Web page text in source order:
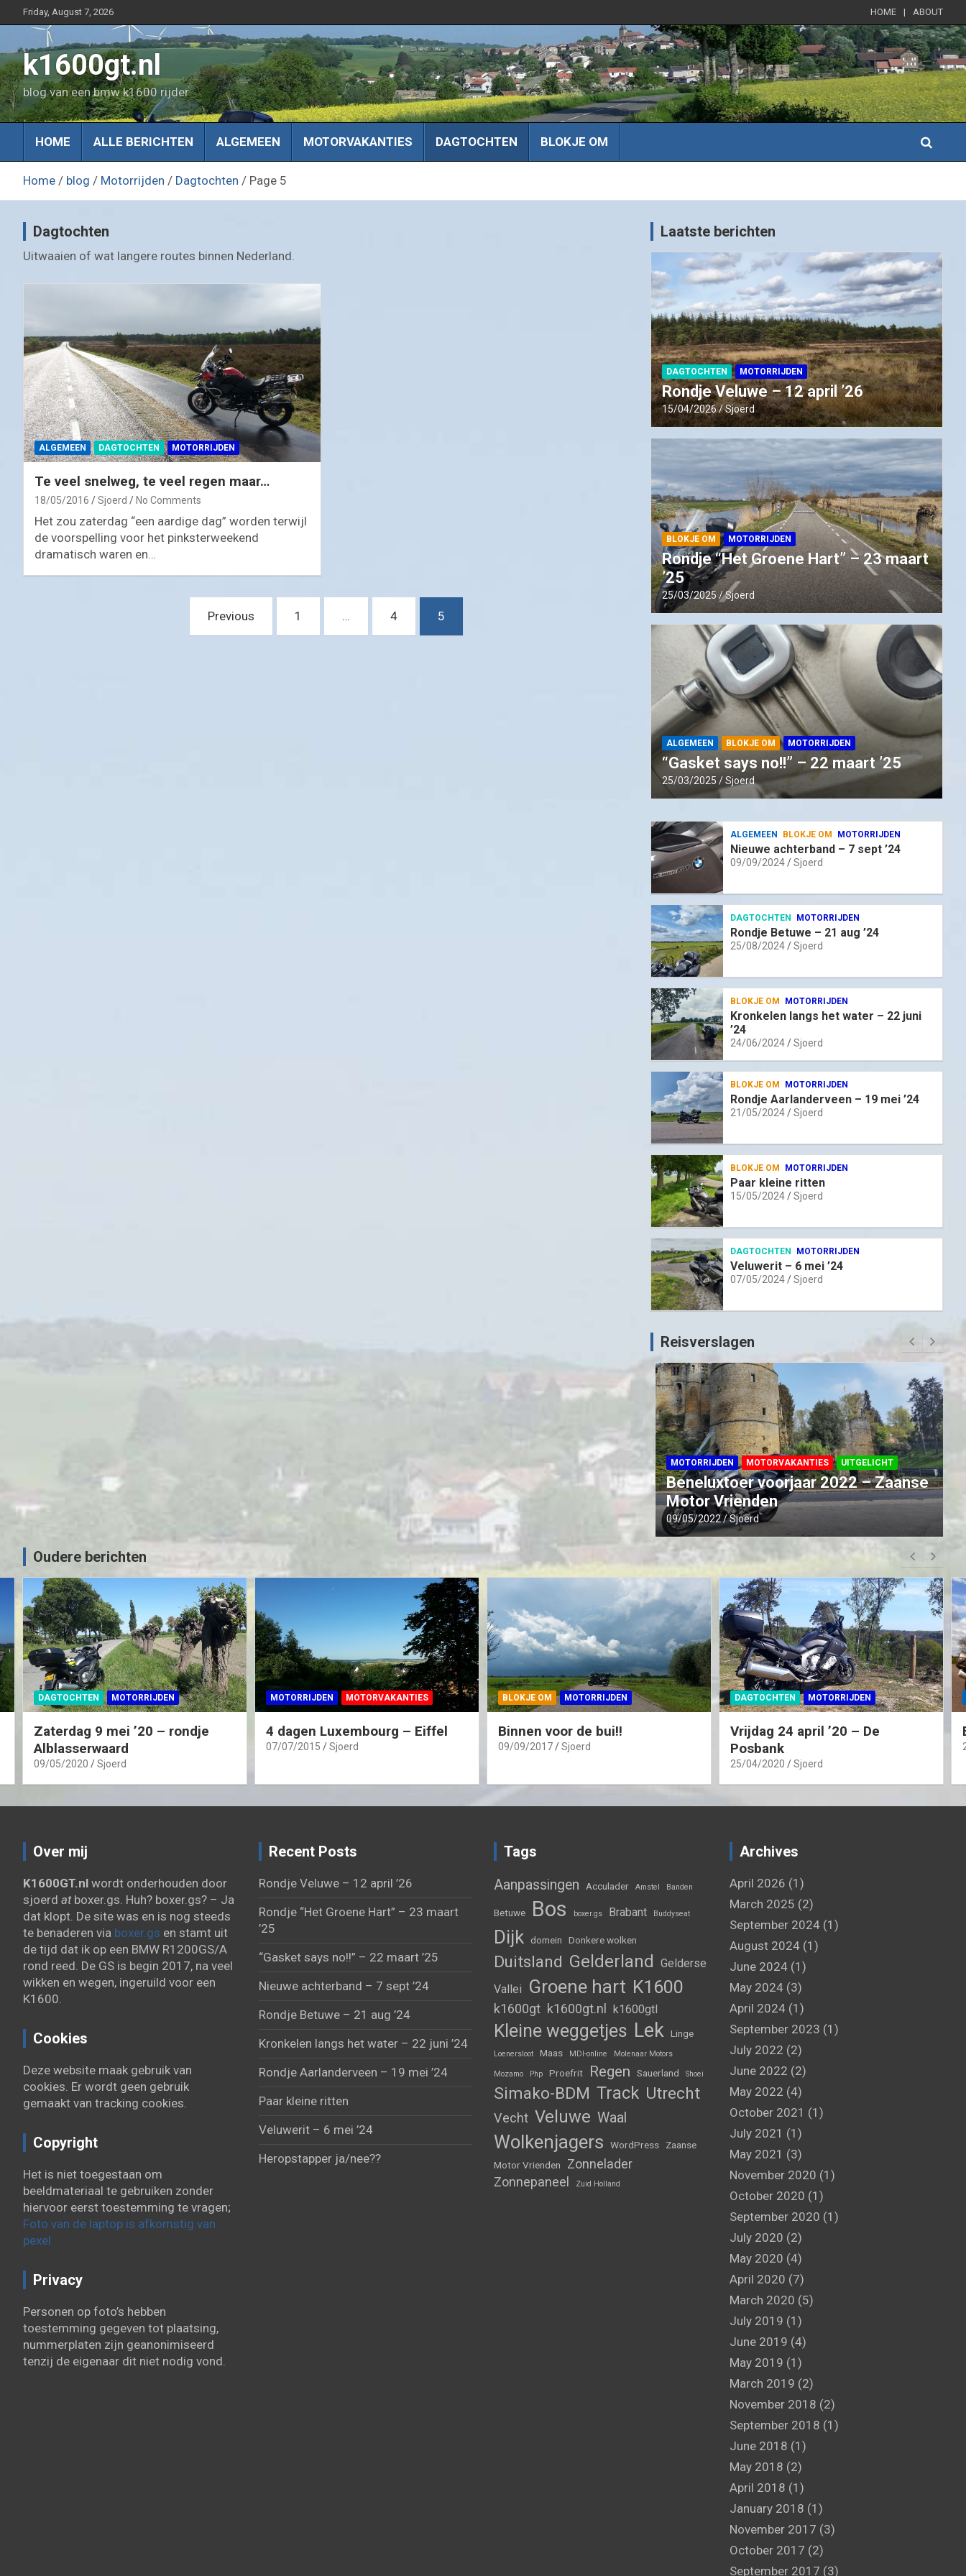
to
Friday, August 7, 2026 HOME ABOUT
k1600gt.nl
blog van een bmw k1600 rijder
HOME ALLE BERICHTEN ALGEMEEN MOTORVAKANTIES DAGTOCHTEN BLOKJE OM
Home blog Motorrijden Dagtochten Page 5
Dagtochten
Uitwaaien of wat langere routes binnen Nederland.
ALGEMEEN DAGTOCHTEN MOTORRIJDEN
Te veel snelweg, te veel regen maar…
18/05/2016 Sjoerd No Comments
Het zou zaterdag “een aardige dag” worden terwijl
de voorspelling voor het pinksterweekend
dramatisch waren en…
Previous 1 … 4 5
Laatste berichten
DAGTOCHTEN MOTORRIJDEN
Rondje Veluwe – 12 april ’26
15/04/2026 Sjoerd
BLOKJE OM MOTORRIJDEN
Rondje “Het Groene Hart” – 23 maart
’25
25/03/2025 Sjoerd
ALGEMEEN BLOKJE OM MOTORRIJDEN
“Gasket says no!!” – 22 maart ’25
25/03/2025 Sjoerd
ALGEMEEN BLOKJE OM MOTORRIJDEN
Nieuwe achterband – 7 sept ’24
09/09/2024 Sjoerd
DAGTOCHTEN MOTORRIJDEN
Rondje Betuwe – 21 aug ’24
25/08/2024 Sjoerd
BLOKJE OM MOTORRIJDEN
Kronkelen langs het water – 22 juni
’24
24/06/2024 Sjoerd
BLOKJE OM MOTORRIJDEN
Rondje Aarlanderveen – 19 mei ’24
21/05/2024 Sjoerd
BLOKJE OM MOTORRIJDEN
Paar kleine ritten
15/05/2024 Sjoerd
DAGTOCHTEN MOTORRIJDEN
Veluwerit – 6 mei ’24
07/05/2024 Sjoerd
Reisverslagen
UITGELICHT
Sauerlandtoer herfst ’23 – Zaanse
Motorvrienden
28/09/2023 Sjoerd
MOTORRIJDEN MOTORVAKANTIES UITGELICHT
Beneluxtoer voorjaar 2022 – Zaanse
Motor Vrienden
09/05/2022 Sjoerd
Oudere berichten
DAGTOCHTEN MOTORRIJDEN
Zaterdag 9 mei ’20 – rondje
Alblasserwaard
09/05/2020 Sjoerd
MOTORRIJDEN MOTORVAKANTIES
4 dagen Luxembourg – Eiffel
07/07/2015 Sjoerd
BLOKJE OM MOTORRIJDEN
Binnen voor de bui!!
09/09/2017 Sjoerd
DAGTOCHTEN MOTORRIJDEN
Vrijdag 24 april ’20 – De
Posbank
25/04/2020 Sjoerd
Over mij
K1600GT.nl wordt onderhouden door
sjoerd atboxer.gs. Huh? boxer.gs? – Ja
dat klopt. De site was en is nog steeds
te benaderen via boxer.gs en stamt uit
de tijd dat ik op een BMW R1200GS/A
rond reed. De GS is begin 2017, na veel
wikken en wegen, ingeruild voor een
K1600.
Cookies
Deze website maak gebruik van
cookies. Er wordt geen gebruik
gemaakt van tracking cookies.
Copyright
Het is niet toegestaan om
beeldmateriaal te gebruiken zonder
hiervoor eerst toestemming te vragen;
Foto van de laptop is afkomstig van
pexel
Privacy
Personen op foto’s hebben
toestemming gegeven tot plaatsing,
nummerplaten zijn geanonimiseerd
tenzij de eigenaar dit niet nodig vond.
Recent Posts
Rondje Veluwe – 12 april ’26
Rondje “Het Groene Hart” – 23 maart
’25
“Gasket says no!!” – 22 maart ’25
Nieuwe achterband – 7 sept ’24
Rondje Betuwe – 21 aug ’24
Kronkelen langs het water – 22 juni ’24
Rondje Aarlanderveen – 19 mei ’24
Paar kleine ritten
Veluwerit – 6 mei ’24
Heropstapper ja/nee??
Tags
Aanpassingen Acculader Amstel Banden
Betuwe Bos boxer.gs Brabant Buddyseat
Dijk domein Donkere wolken
Duitsland Gelderland Gelderse
Vallei
Groene hart K1600
k1600gt k1600gt.nl k1600gtl
Kleine weggetjes Lek Linge
Loenersloot Maas MDI-online Molenaar Motors
Mozamo Php Proefrit Regen Sauerland Shoei
Simako-BDM Track Utrecht
Vecht Veluwe Waal
Wolkenjagers WordPress
Zaanse
Motor Vrienden
Zonnelader
Zonnepaneel
Zuid Holland
Archives
April 2026 (1)
March 2025 (2)
September 2024(1)
August 2024(1)
June 2024(1)
May 2024(3)
April 2024(1)
September 2023 (1)
July 2022 (2)
June 2022 (2)
May 2022 (4)
October 2021 (1)
July 2021 (1)
May 2021 (3)
November 2020 (1)
October 2020 (1)
September 2020 (1)
July 2020 (2)
May 2020 (4)
April 2020 (7)
March 2020 (5)
July 2019 (1)
June 2019 (4)
May 2019 (1)
March 2019 (2)
November 2018 (2)
September 2018 (1)
June 2018 (1)
May 2018 (2)
April 2018 (1)
January 2018 (1)
November 2017 (3)
October 2017 (2)
September 2017 (3)